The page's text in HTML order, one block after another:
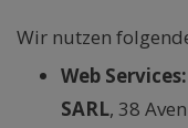
Wir nutzen
Web
SARL, 38